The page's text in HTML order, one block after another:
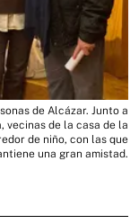
de Alcázar. Junto a
vecinas de la casa de la
de niño, con las que
una gran amistad.